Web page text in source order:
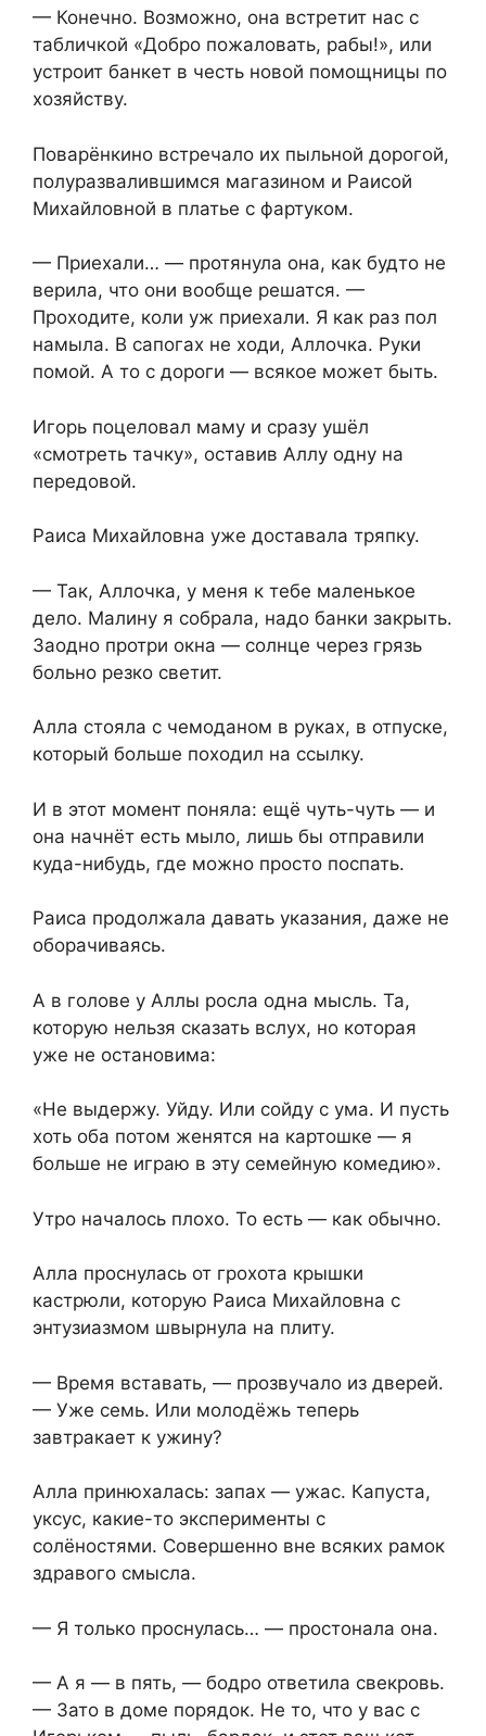
— Конечно. Возможно, она встретит нас с
табличкой «Добро пожаловать, рабы!», или
устроит банкет в честь новой помощницы по
хозяйству.
Поварёнкино встречало их пыльной дорогой,
полуразвалившимся магазином и Раисой
Михайловной в платье с фартуком.
— Приехали… — протянула она, как будто не
верила, что они вообще решатся. —
Проходите, коли уж приехали. Я как раз пол
намыла. В сапогах не ходи, Аллочка. Руки
помой. А то с дороги — всякое может быть.
Игорь поцеловал маму и сразу ушёл
«смотреть тачку», оставив Аллу одну на
передовой.
Раиса Михайловна уже доставала тряпку.
— Так, Аллочка, у меня к тебе маленькое
дело. Малину я собрала, надо банки закрыть.
Заодно протри окна — солнце через грязь
больно резко светит.
Алла стояла с чемоданом в руках, в отпуске,
который больше походил на ссылку.
И в этот момент поняла: ещё чуть-чуть — и
она начнёт есть мыло, лишь бы отправили
куда-нибудь, где можно просто поспать.
Раиса продолжала давать указания, даже не
оборачиваясь.
А в голове у Аллы росла одна мысль. Та,
которую нельзя сказать вслух, но которая
уже не остановима:
«Не выдержу. Уйду. Или сойду с ума. И пусть
хоть оба потом женятся на картошке — я
больше не играю в эту семейную комедию».
Утро началось плохо. То есть — как обычно.
Алла проснулась от грохота крышки
кастрюли, которую Раиса Михайловна с
энтузиазмом швырнула на плиту.
— Время вставать, — прозвучало из дверей.
— Уже семь. Или молодёжь теперь
завтракает к ужину?
Алла принюхалась: запах — ужас. Капуста,
уксус, какие-то эксперименты с
солёностями. Совершенно вне всяких рамок
здравого смысла.
— Я только проснулась… — простонала она.
— А я — в пять, — бодро ответила свекровь.
— Зато в доме порядок. Не то, что у вас с